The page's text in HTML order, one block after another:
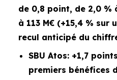
de 0,8 point, de 2,0 %
à 113 M€ (+15,4 %
recul anticipé du
SBU Atos: +1,7
premiers bénéfices